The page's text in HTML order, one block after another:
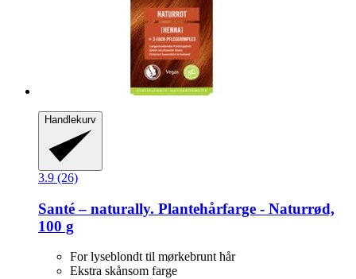
Handlekurv
3.9 (26)
Santé – naturally. Plantehårfarge -​ Naturrød,
100 g
For lyseblondt til mørkebrunt hår
Ekstra skånsom farge